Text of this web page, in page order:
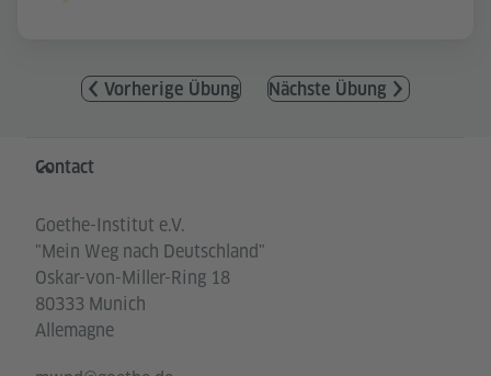
Vorherige Übung Nächste Übung
Service- und Informationsbereich
Contact
Goethe-Institut e.V.
"Mein Weg nach Deutschland"
Oskar-von-Miller-Ring 18
80333 Munich
Allemagne